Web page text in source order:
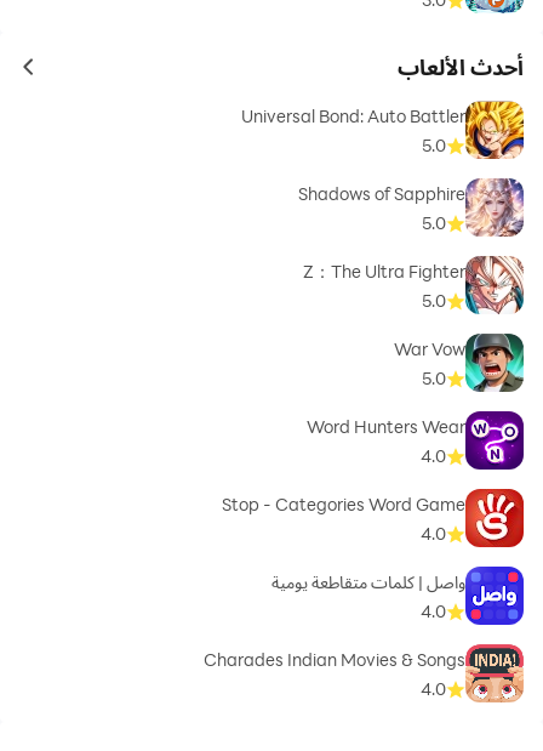
أحدث الألعاب
Universal Bond: Auto Battler
5.0
Shadows of Sapphire
5.0
Z：The Ultra Fighter
5.0
War Vow
5.0
Word Hunters Wear
4.0
Stop - Categories Word Game
4.0
واصل | كلمات متقاطعة يومية
4.0
Charades Indian Movies & Songs
4.0